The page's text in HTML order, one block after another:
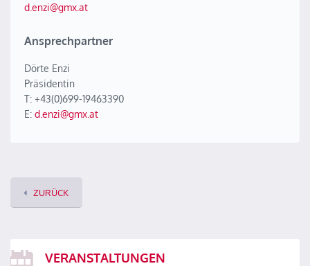
d.enzi@gmx.at
Ansprechpartner
Dörte Enzi
Präsidentin
T: +43(0)699-19463390
E: d.enzi@gmx.at
ZURÜCK
VERANSTALTUNGEN